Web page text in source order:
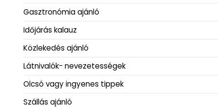
Gasztronómia ajánló
Időjárás kalauz
Közlekedés ajánló
Látnivalók- nevezetességek
Olcsó vagy ingyenes tippek
Szállás ajánló